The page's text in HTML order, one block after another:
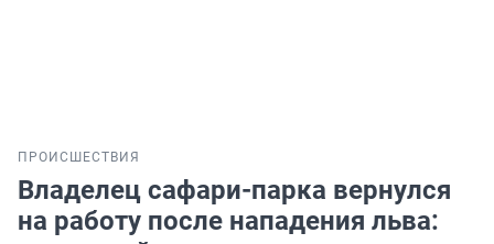
ПРОИСШЕСТВИЯ
Владелец сафари-парка вернулся
на работу после нападения льва: